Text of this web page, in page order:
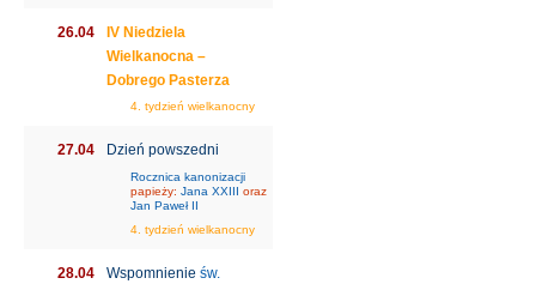
26.04
IV Niedziela
Wielkanocna –
Dobrego Pasterza
4. tydzień wielkanocny
27.04 Dzień powszedni
Rocznica kanonizacji
papieży: Jana XXIII
oraz
Jan Paweł II
4. tydzień wielkanocny
28.04 Wspomnienie św.